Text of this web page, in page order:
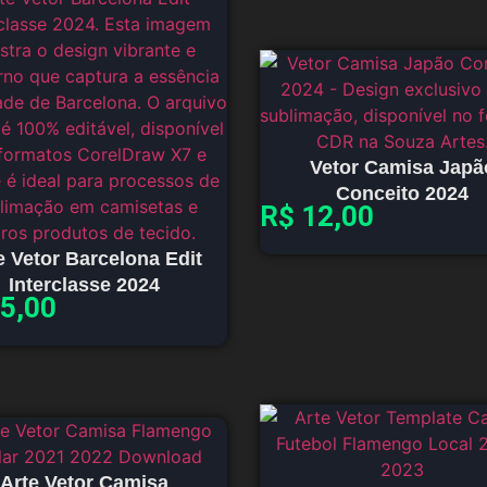
Vetor Barcelona Edit
Interclasse 2024
Vetor Camisa
Conceito 2024
R$ 12,00
Arte Vetor Camisa